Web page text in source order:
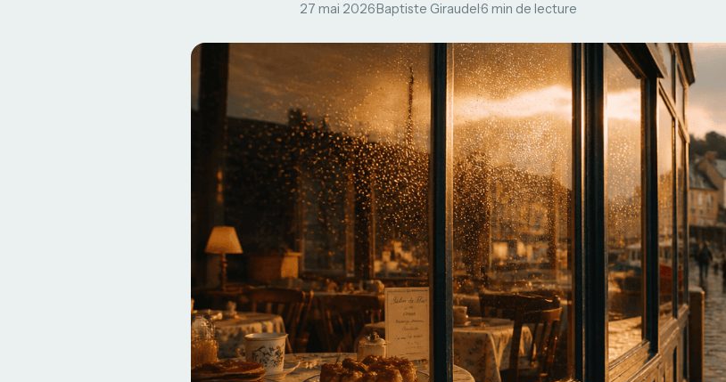
27 mai 2026·Baptiste Giraudel ·6 min de lecture